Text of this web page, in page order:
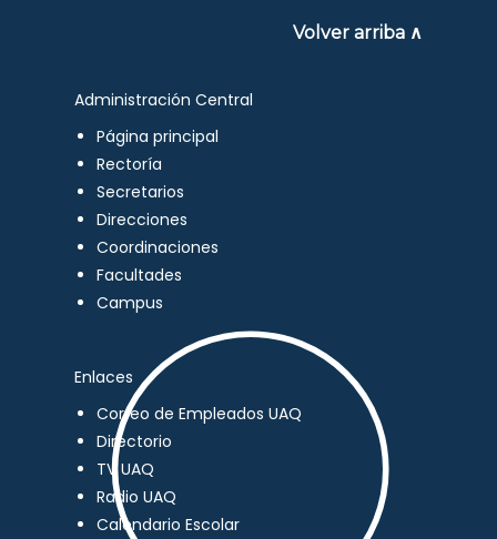
Volver arriba ∧
Administración Central
Página principal
Rectoría
Secretarios
Direcciones
Coordinaciones
Facultades
Campus
Enlaces
Correo de Empleados UAQ
Directorio
TV UAQ
Radio UAQ
Calendario Escolar